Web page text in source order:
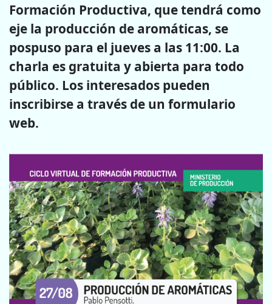
Formación Productiva, que tendrá como
eje la producción de aromáticas, se
pospuso para el jueves a las 11:00. La
charla es gratuita y abierta para todo
público. Los interesados pueden
inscribirse a través de un formulario
web.